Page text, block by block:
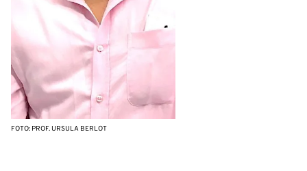
FOTO: PROF. URSULA BERLOT